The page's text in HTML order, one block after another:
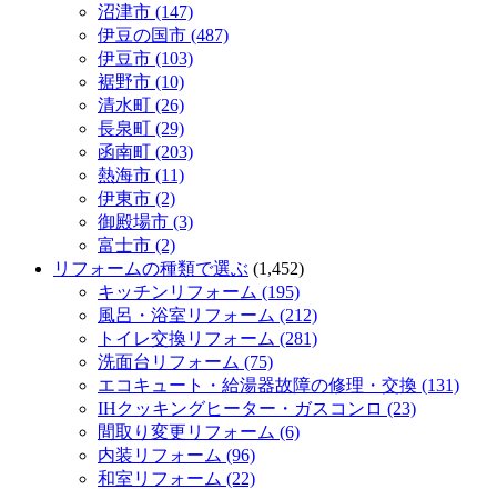
沼津市 (147)
伊豆の国市 (487)
伊豆市 (103)
裾野市 (10)
清水町 (26)
長泉町 (29)
函南町 (203)
熱海市 (11)
伊東市 (2)
御殿場市 (3)
富士市 (2)
リフォームの種類で選ぶ (1,452)
キッチンリフォーム (195)
風呂・浴室リフォーム (212)
トイレ交換リフォーム (281)
洗面台リフォーム (75)
エコキュート・給湯器故障の修理・交換 (131)
IHクッキングヒーター・ガスコンロ (23)
間取り変更リフォーム (6)
内装リフォーム (96)
和室リフォーム (22)